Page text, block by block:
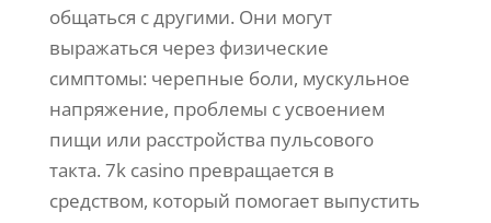
общаться с другими. Они могут
выражаться через физические
симптомы: черепные боли, мускульное
напряжение, проблемы с усвоением
пищи или расстройства пульсового
такта. 7k casino превращается в
средством, который помогает выпустить